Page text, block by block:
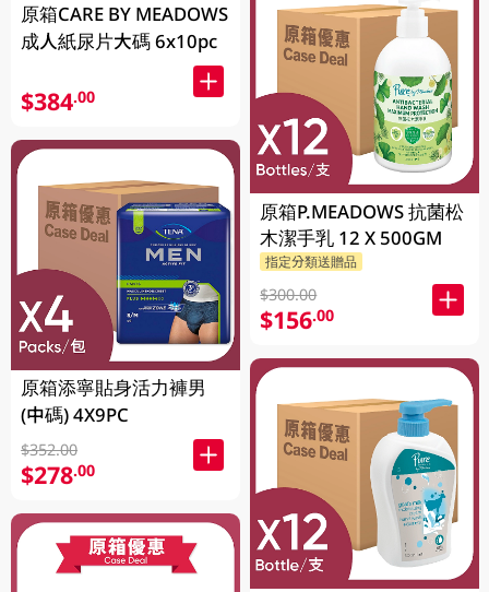
原箱CARE BY MEADOWS
成人紙尿片大碼 6x10pc
$384.00
原箱添寧貼身活力褲男
(中碼) 4X9PC
$352.00
$278.00
原箱P.MEADOWS 抗菌松
木潔手乳 12 X 500GM
指定分類送贈品
$300.00
$156.00